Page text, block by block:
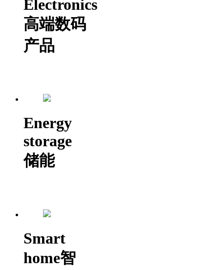
Electronics
高端数码
产品
Energy
storage
储能
Smart
home智